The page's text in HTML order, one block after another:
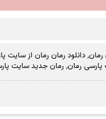
رمان,دانلود رمان رمان از سایت
رمان,رمان جدید سایت